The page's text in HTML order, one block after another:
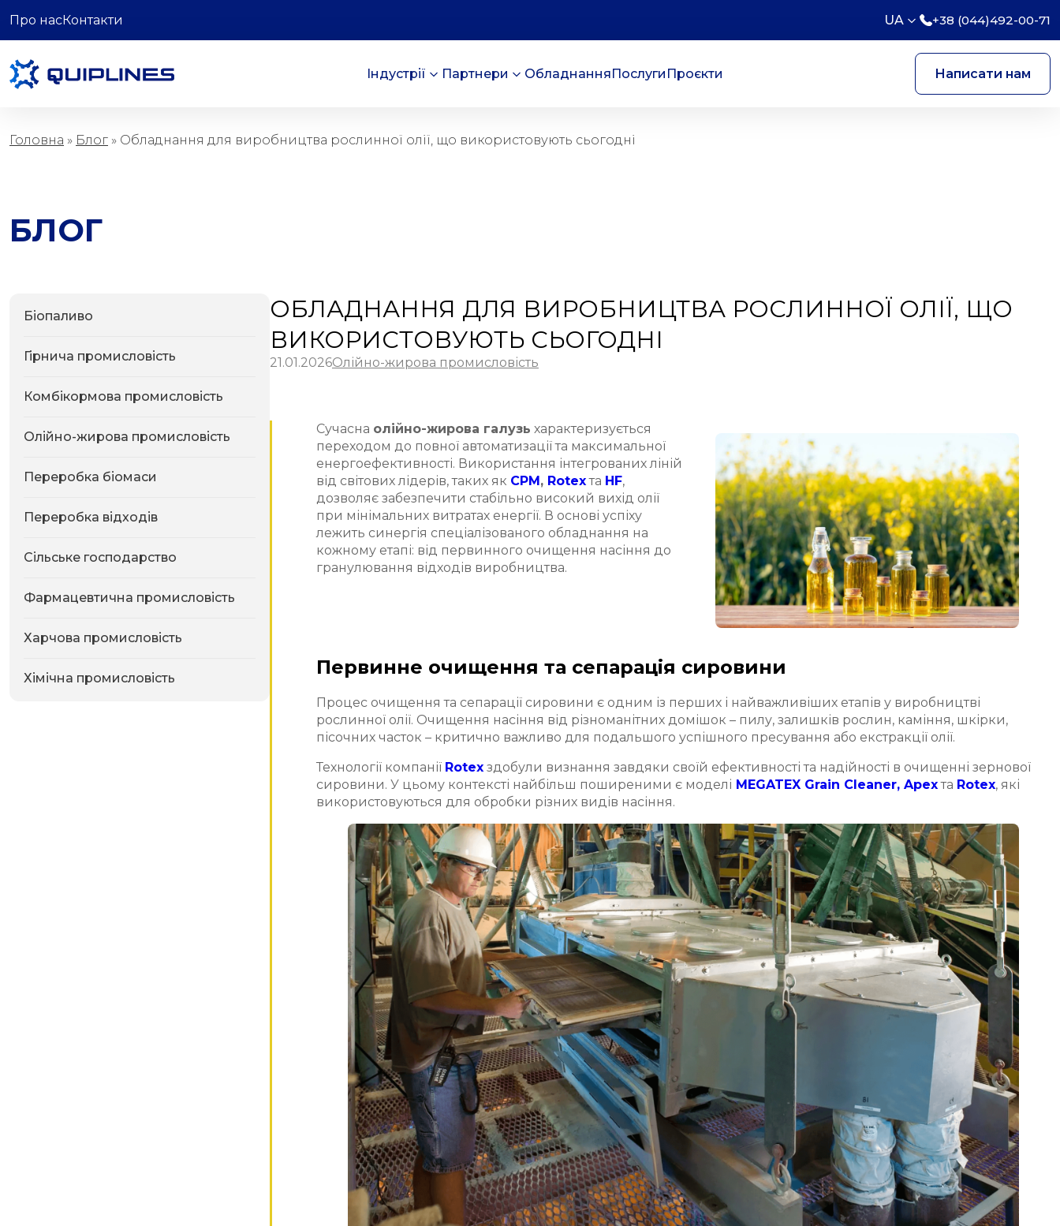
Про насКонтакти UA +38 (044)492-00-71
Індустрії Партнери ОбладнанняПослуги Проєкти Написати нам
Головна » Блог » Обладнання для виробництва рослинної олії, що використовують сьогодні
БЛОГ
Біопаливо
Гірнича промисловість
Комбікормова промисловість
Олійно-жирова промисловість
Переробка біомаси
Переробка відходів
Сільське господарство
Фармацевтична промисловість
Харчова промисловість
Хімічна промисловість
ОБЛАДНАННЯ ДЛЯ ВИРОБНИЦТВА РОСЛИННОЇ ОЛІЇ, ЩО
ВИКОРИСТОВУЮТЬ СЬОГОДНІ
21.01.2026Олійно-жирова промисловість
Сучасна олійно-жирова галузь характеризується
переходом до повної автоматизації та максимальної
енергоефективності. Використання інтегрованих ліній
від світових лідерів, таких як CPM, Rotexта HF,
дозволяє забезпечити стабільно високий вихід олії
при мінімальних витратах енергії. В основі успіху
лежить синергія спеціалізованого обладнання на
кожному етапі: від первинного очищення насіння до
гранулювання відходів виробництва.
Первинне очищення та сепарація сировини
Процес очищення та сепарації сировини є одним із перших і найважливіших етапів у виробництві
рослинної олії. Очищення насіння від різноманітних домішок – пилу, залишків рослин, каміння, шкірки,
пісочних часток – критично важливо для подальшого успішного пресування або екстракції олії.
Технології компанії Rotex здобули визнання завдяки своїй ефективності та надійності в очищенні зернової
сировини. У цьому контексті найбільш поширеними є моделі MEGATEX Grain Cleaner, Apex та Rotex, які
використовуються для обробки різних видів насіння.